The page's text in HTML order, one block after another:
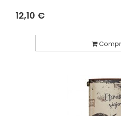
12,10 €